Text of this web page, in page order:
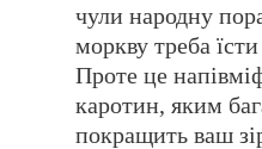
чули народну
моркву треба
Проте це
каротин, яким
покращить ваш